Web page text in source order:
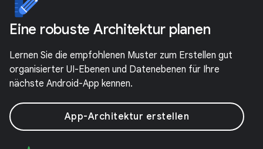
Eine robuste Architektur planen
Lernen Sie die empfohlenen Muster zum Erstellen gut
organisierter UI-Ebenen und Datenebenen für Ihre
nächste Android-App kennen.
App-Architektur erstellen